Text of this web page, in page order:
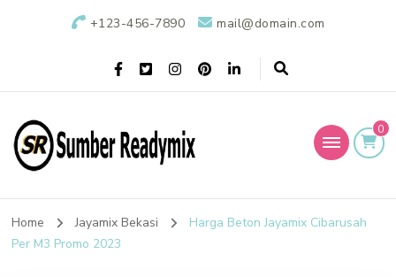
+123-456-7890 mail@domain.com
Sumber Readymix
0
Home Jayamix Bekasi
Harga Beton Jayamix Cibarusah
Per M3 Promo 2023